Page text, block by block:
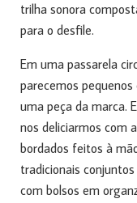
trilha sonora
para o desfile.
Em uma passarela
parecemos
uma peça da marca.
nos deliciarmos com
bordados feitos à
tradicionais
com bolsos em